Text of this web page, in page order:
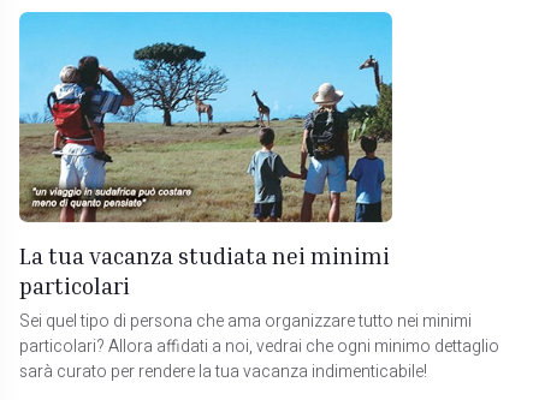
La tua vacanza studiata nei minimi
particolari
Sei quel tipo di persona che ama organizzare tutto nei minimi
particolari? Allora affidati a noi, vedrai che ogni minimo dettaglio
sarà curato per rendere la tua vacanza indimenticabile!